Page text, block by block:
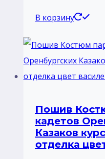
В корзину
Пошив
кадетов
Казаков
отделка